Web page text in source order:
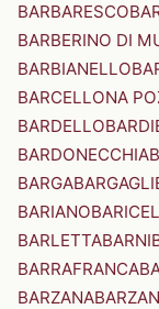
BARBARESCO
BARBERINO DI
BARBIANELLO
BARCELLONA
BARDELLOBARDI
BARDONECCHIA
BARGABARGAGLI
BARIANO
BARLETTABARNI
BARRAFRANCA
BARZANA